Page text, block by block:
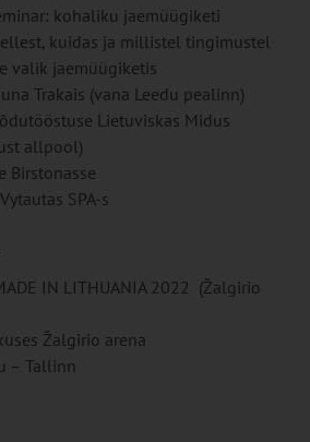
kohaliku jaemüügiketi
kuidas ja millistel tingimustel
valik jaemüügiketis
Trakais (vana Leedu pealinn)
Lietuviskas Midus
allpool)
Birstonasse
SPA-s
IN LITHUANIA 2022 (Žalgirio
Žalgirio arena
– Tallinn